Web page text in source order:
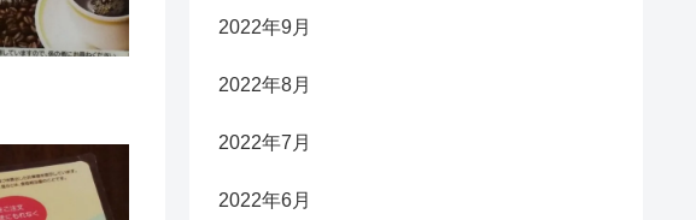
2022年9月
2022年8月
2022年7月
2022年6月